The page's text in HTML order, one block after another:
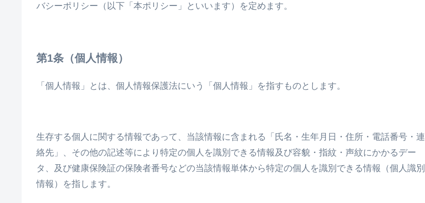
バシーポリシー（以下「本ポリシー」といいます）を定めます。
個人情報
「個人情報」とは、個人情報保護法にいう「個人情報」を指すものとします。
生存する個人に関する情報であって、当該情報に含まれる「氏名・生年月日・住所・電話番号・連
絡先」、その他の記述等により特定の個人を識別できる情報及び容貌・指紋・声紋にかかるデー
タ、及び健康保険証の保険者番号などの当該情報単体から特定の個人を識別できる情報（個人識別
情報）を指します。